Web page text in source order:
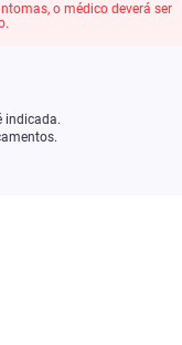
o médico deverá ser
indicada.